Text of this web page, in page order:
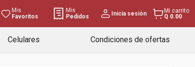
Mis
Favoritos
Mis
Pedidos
Inicia sesión
Mi carrito
Q 0.00
Celulares Condiciones de ofertas